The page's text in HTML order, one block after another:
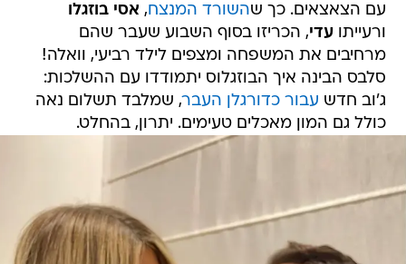
עם הצאצאים. כך שהשורד המנצח, אסי בוזגלו
ורעייתועדי, הכריזו בסוף השבוע שעבר שהם
מרחיבים את המשפחה ומצפים לילד רביעי, וואלה!
סלבס הבינה איך הבוזגלוס יתמודדו עם ההשלכות:
ג'וב חדש עבור כדורגלן העבר, שמלבד תשלום נאה
כולל גם המון מאכלים טעימים. יתרון, בהחלט.